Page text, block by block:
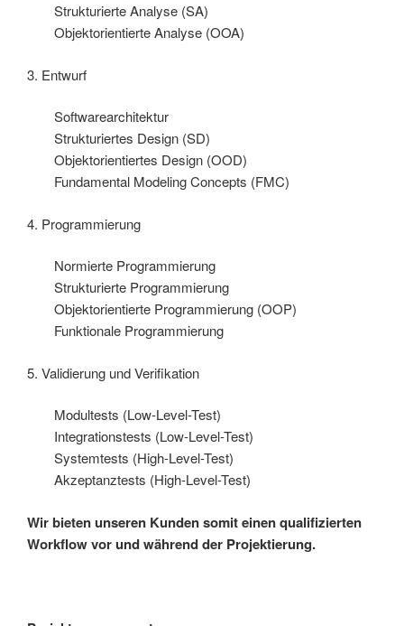
Strukturierte Analyse (SA)
Objektorientierte Analyse (OOA)
3. Entwurf
Softwarearchitektur
Strukturiertes Design (SD)
Objektorientiertes Design (OOD)
Fundamental Modeling Concepts (FMC)
4. Programmierung
Normierte Programmierung
Strukturierte Programmierung
Objektorientierte Programmierung (OOP)
Funktionale Programmierung
5. Validierung und Verifikation
Modultests (Low-Level-Test)
Integrationstests (Low-Level-Test)
Systemtests (High-Level-Test)
Akzeptanztests (High-Level-Test)
Wir bieten unseren Kunden somit einen qualifizierten
Workflow vor und während der Projektierung.